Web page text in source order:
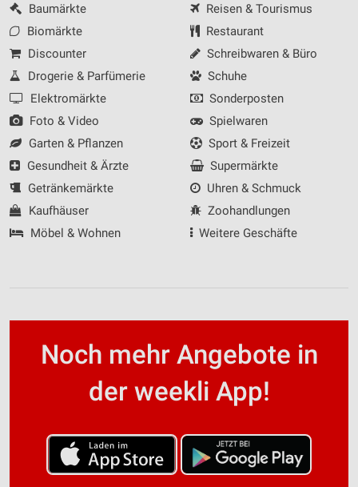
Baumärkte
Biomärkte
Discounter
Drogerie & Parfümerie
Elektromärkte
Foto & Video
Garten & Pflanzen
Gesundheit & Ärzte
Getränkemärkte
Kaufhäuser
Möbel & Wohnen
Reisen & Tourismus
Restaurant
Schreibwaren & Büro
Schuhe
Sonderposten
Spielwaren
Sport & Freizeit
Supermärkte
Uhren & Schmuck
Zoohandlungen
Weitere Geschäfte
Noch mehr Angebote in
der weekli App!